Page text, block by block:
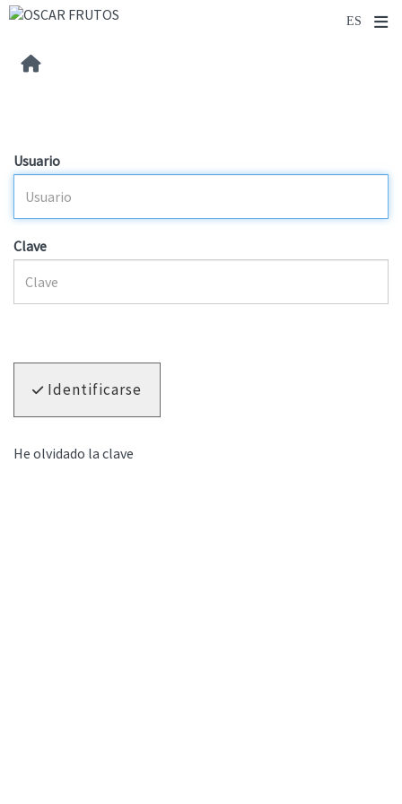
Usuario
Clave
Identificarse
He olvidado la clave